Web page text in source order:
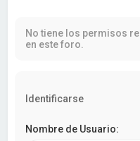
No tiene los permisos
en este foro.
Identificarse
Nombre de Usuario: